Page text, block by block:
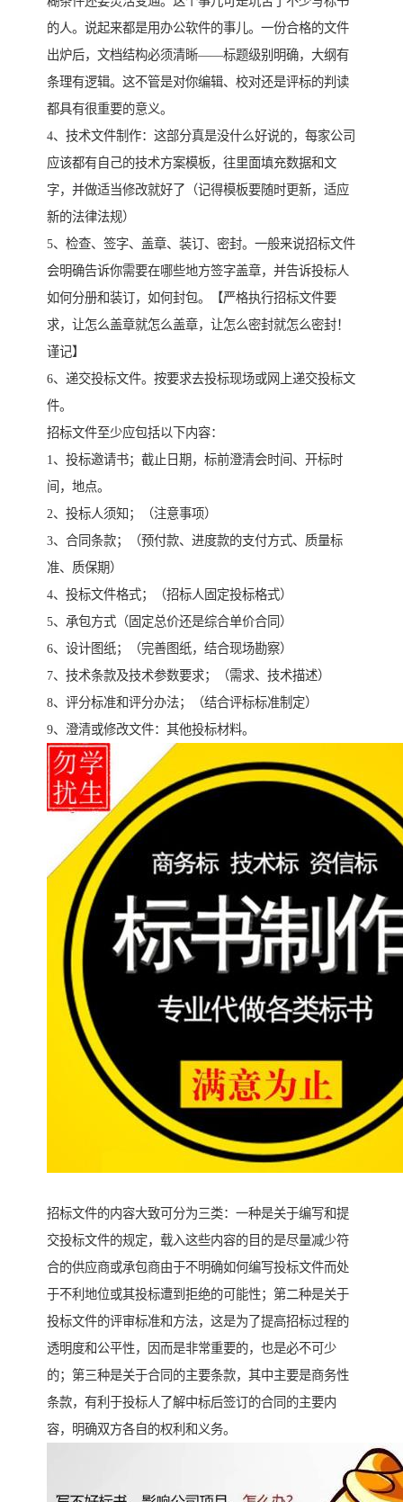
的人。说起来都是用办公软件的事儿。一份合格的文件
出炉后，文档结构必须清晰——标题级别明确，大纲有
条理有逻辑。这不管是对你编辑、校对还是评标的判读
都具有很重要的意义。
4、技术文件制作：这部分真是没什么好说的，每家公司
应该都有自己的技术方案模板，往里面填充数据和文
字，并做适当修改就好了（记得模板要随时更新，适应
新的法律法规）
5、检查、签字、盖章、装订、密封。一般来说招标文件
会明确告诉你需要在哪些地方签字盖章，并告诉投标人
如何分册和装订，如何封包。【严格执行招标文件要
求，让怎么盖章就怎么盖章，让怎么密封就怎么密封！
谨记】
6、递交投标文件。按要求去投标现场或网上递交投标文
件。
招标文件至少应包括以下内容：
1、投标邀请书；截止日期，标前澄清会时间、开标时
间，地点。
2、投标人须知；（注意事项）
3、合同条款；（预付款、进度款的支付方式、质量标
准、质保期）
4、投标文件格式；（招标人固定投标格式）
5、承包方式（固定总价还是综合单价合同）
6、设计图纸；（完善图纸，结合现场勘察）
7、技术条款及技术参数要求；（需求、技术描述）
8、评分标准和评分办法；（结合评标标准制定）
9、澄清或修改文件：其他投标材料。
招标文件的内容大致可分为三类：一种是关于编写和提
交投标文件的规定，载入这些内容的目的是尽量减少符
合的供应商或承包商由于不明确如何编写投标文件而处
于不利地位或其投标遭到拒绝的可能性；第二种是关于
投标文件的评审标准和方法，这是为了提高招标过程的
透明度和公平性，因而是非常重要的，也是必不可少
的；第三种是关于合同的主要条款，其中主要是商务性
条款，有利于投标人了解中标后签订的合同的主要内
容，明确双方各自的权利和义务。